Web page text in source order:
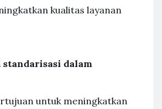
kualitas layanan
standarisasi dalam
untuk meningkatkan